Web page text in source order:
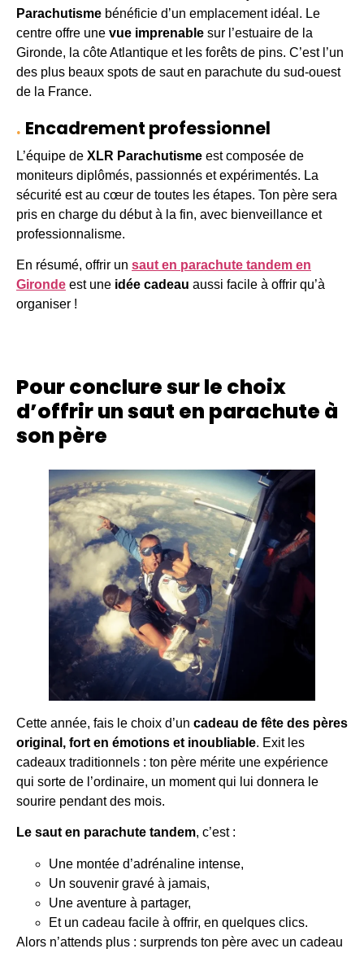
Parachutisme bénéficie d’un emplacement idéal. Le
centre offre une vue imprenable sur l’estuaire de la
Gironde, la côte Atlantique et les forêts de pins. C’est l’un
des plus beaux spots de saut en parachute du sud-ouest
de la France.
Encadrement professionnel
L’équipe de XLR Parachutisme est composée de
moniteurs diplômés, passionnés et expérimentés. La
sécurité est au cœur de toutes les étapes. Ton père sera
pris en charge du début à la fin, avec bienveillance et
professionnalisme.
En résumé, offrir un saut en parachute tandem en
Gironde est une idée cadeau aussi facile à offrir qu’à
organiser !
Pour conclure sur le choix
d’offrir un saut en parachute à
son père
Cette année, fais le choix d’un cadeau de fête des pères
original, fort en émotions et inoubliable. Exit les
cadeaux traditionnels : ton père mérite une expérience
qui sorte de l’ordinaire, un moment qui lui donnera le
sourire pendant des mois.
Le saut en parachute tandem, c’est :
Une montée d’adrénaline intense,
Un souvenir gravé à jamais,
Une aventure à partager,
Et un cadeau facile à offrir, en quelques clics.
Alors n’attends plus : surprends ton père avec un cadeau